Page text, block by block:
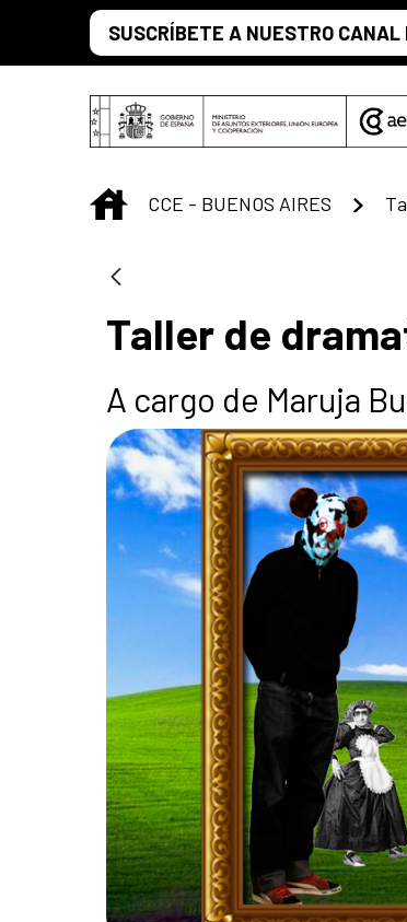
Saltar al contenido principal
SUSCRÍBETE A NUESTRO CANAL
INICIO
CCE - BUENOS AIRES
Taller de
A cargo de Maruja